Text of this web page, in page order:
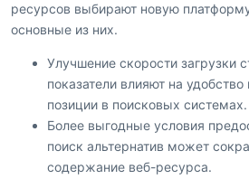
ресурсов выбирают новую
основные из них.
Улучшение скорости загрузки
показатели влияют на удобство
позиции в поисковых системах.
Более выгодные условия
поиск альтернатив может
содержание веб-ресурса.